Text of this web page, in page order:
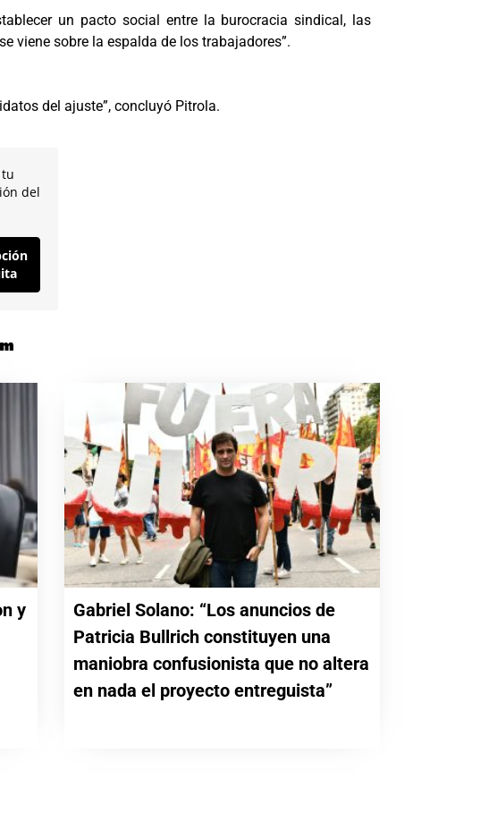
un pacto social entre la burocracia sindical, las
viene sobre la espalda de los trabajadores”.
del ajuste”, concluyó Pitrola.
del
y
Gabriel Solano: “Los anuncios de
Patricia Bullrich constituyen una
maniobra confusionista que no altera
en nada el proyecto entreguista”